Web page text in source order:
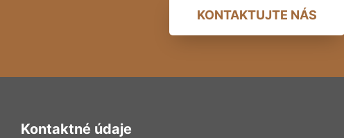
KONTAKTUJTE NÁS
Kontaktné údaje